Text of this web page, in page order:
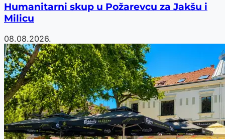
Humanitarni skup u Požarevcu za Jakšu i
Milicu
08.08.2026.